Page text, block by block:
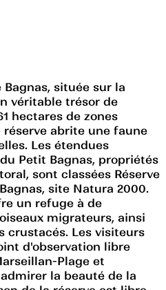
Bagnas, située sur la
véritable trésor de
hectares de zones
abrite une faune
Les étendues
Petit Bagnas, propriétés
sont classées Réserve
site Natura 2000.
un refuge à de
migrateurs, ainsi
crustacés. Les visiteurs
d'observation libre
Plage et
la beauté de la